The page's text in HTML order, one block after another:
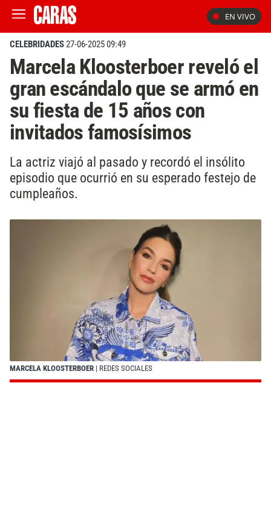
EN VIVO
CELEBRIDADES27-06-2025 09:49
Marcela Kloosterboer reveló el
gran escándalo que se armó en
su fiesta de 15 años con
invitados famosísimos
La actriz viajó al pasado y recordó el insólito
episodio que ocurrió en su esperado festejo de
cumpleaños.
MARCELA KLOOSTERBOER | REDES SOCIALES